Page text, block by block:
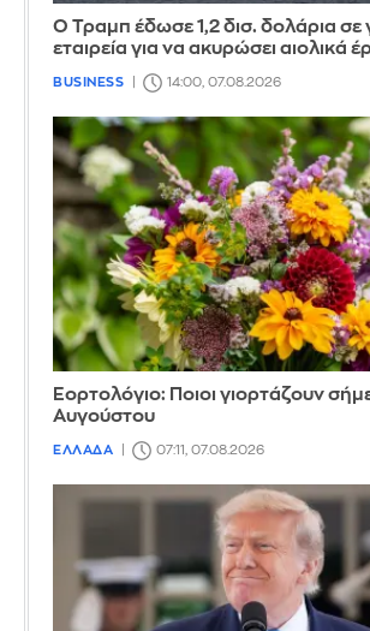
Ο Τραμπ έδωσε 1,2 δισ. δολάρια σε
εταιρεία για να ακυρώσει αιολικά
BUSINESS 14:00, 07.08.2026
Εορτολόγιο: Ποιοι γιορτάζουν
Αυγούστου
ΕΛΛΑΔΑ 07:11, 07.08.2026